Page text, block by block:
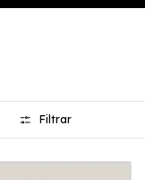
Filtrar